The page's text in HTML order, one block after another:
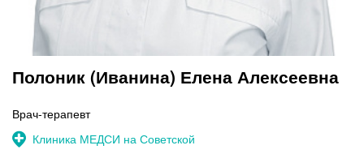
Полоник (Иванина) Елена Алексеевна
Врач-терапевт
Клиника МЕДСИ на Советской